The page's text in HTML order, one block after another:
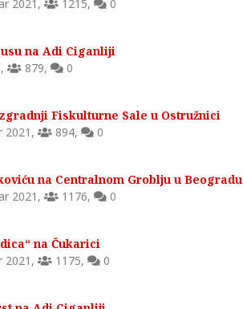
2021 , 1215, 0
na Adi Ciganliji
, 879, 0
Fiskulturne Sale u Ostružnici
2021 , 894, 0
na Centralnom Groblju u Beogradu
2021 , 1176, 0
na Čukarici
2021 , 1175, 0